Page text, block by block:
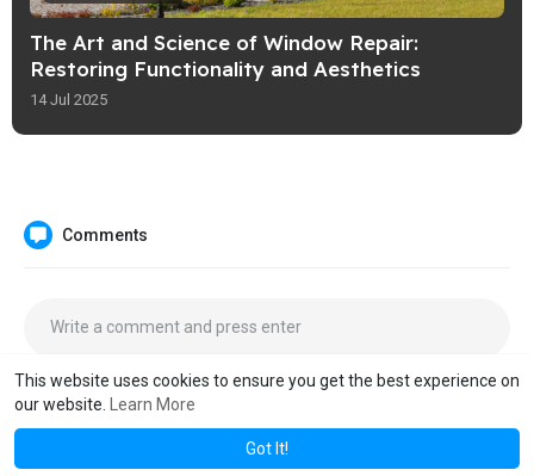
This website uses cookies to ensure you get the best experience on
our website.
Learn More
Got It!
The Art and Science of Window Repair:
Restoring Functionality and Aesthetics
14 Jul 2025
Comments